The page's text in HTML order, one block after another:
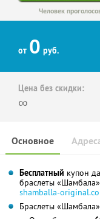
Человек
от 0 руб.
Цена без скидки:
∞
Основное
Бесплатный купон
браслеты
shamballa-
Браслеты «Шамбала»